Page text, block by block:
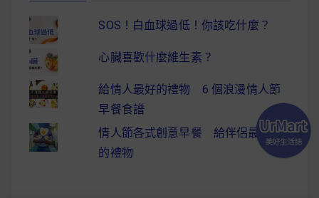
SOS！白血球過低！你該吃什麼？
心臟喜歡什麼維生素？
給情人最好的禮物 6 個浪漫情人節
早餐食譜
情人節各式創意早餐 給伴侶最驚喜
的禮物